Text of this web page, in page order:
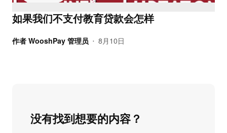
如果我们不支付教育贷款会怎样
作者 WooshPay 管理员 • 8月10日
没有找到想要的内容？